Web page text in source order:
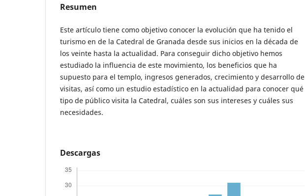
Resumen
Este artículo tiene como objetivo conocer la evolución que ha tenido el
turismo en de la Catedral de Granada desde sus inicios en la década de
los veinte hasta la actualidad. Para conseguir dicho objetivo hemos
estudiado la influencia de este movimiento, los beneficios que ha
supuesto para el templo, ingresos generados, crecimiento y desarrollo de
visitas, así como un estudio estadístico en la actualidad para conocer qué
tipo de público visita la Catedral, cuáles son sus intereses y cuáles sus
necesidades.
Descargas